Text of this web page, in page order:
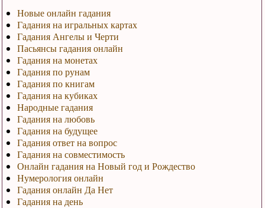
Новые онлайн гадания
Гадания на игральных картах
Гадания Ангелы и Черти
Пасьянсы гадания онлайн
Гадания на монетах
Гадания по рунам
Гадания по книгам
Гадания на кубиках
Народные гадания
Гадания на любовь
Гадания на будущее
Гадания ответ на вопрос
Гадания на совместимость
Онлайн гадания на Новый год и Рождество
Нумерология онлайн
Гадания онлайн Да Нет
Гадания на день